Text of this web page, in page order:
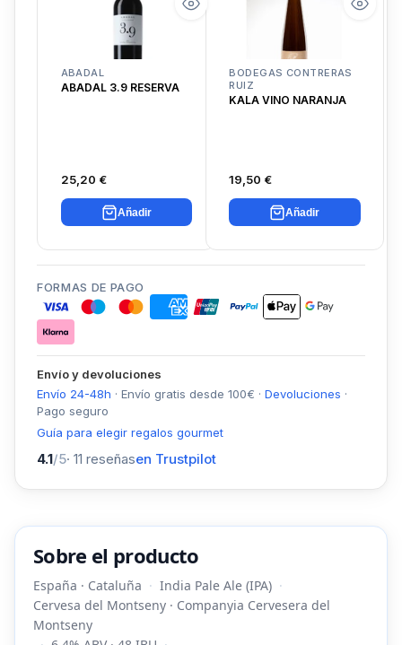
ABADAL
ABADAL 3.9 RESERVA
25,20 €
Añadir
BODEGAS CONTRERAS
RUIZ
KALA VINO NARANJA
19,50 €
Añadir
FORMAS DE PAGO
Envío y devoluciones
Envío 24-48h · Envío gratis desde 100€ · Devoluciones ·
Pago seguro
Guía para elegir regalos gourmet
4.1/5· 11 reseñasen Trustpilot
Sobre el producto
España · Cataluña
India Pale Ale (IPA)
Cervesa del Montseny · Companyia Cervesera del
Montseny